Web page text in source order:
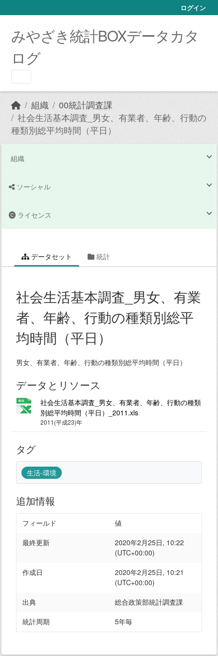
ログイン
みやざき統計BOXデータカタ
ログ
組織
00統計調査課
社会生活基本調査_男女、有業者、年齢、行動の
種類別総平均時間（平日）
組織
ソーシャル
ライセンス
データセット 統計
社会生活基本調査_男女、有業
者、年齢、行動の種類別総平
均時間（平日）
男女、有業者、年齢、行動の種類別総平均時間（平日）
データとリソース
社会生活基本調査_男女、有業者、年齢、行動の種類
別総平均時間（平日）_2011.xls
2011(平成23)年
タグ
生活-環境
追加情報
フィールド
値
最終更新
2020年2月25日, 10:22
(UTC+00:00)
作成日
2020年2月25日, 10:21
(UTC+00:00)
出典
総合政策部統計調査課
統計周期
5年毎